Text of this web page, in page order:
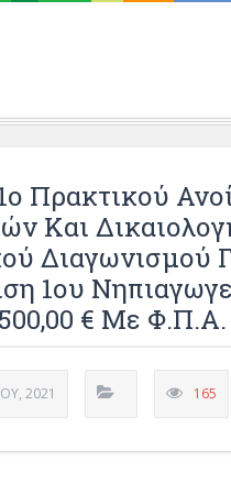
Πρακτικού
Και
Διαγωνισμού
1ου
€ Με Φ.Π.Α.
2021 165